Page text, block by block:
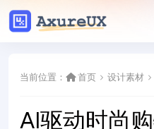
当前位置： 首页 设计素材
AI驱动时尚